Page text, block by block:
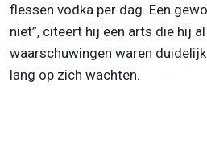
flessen vodka per dag. Een
niet”, citeert hij een arts die hij
waarschuwingen waren
lang op zich wachten.